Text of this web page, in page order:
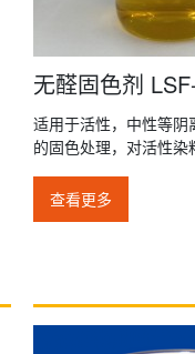
无醛固色剂
适用于活性，中性等
的固色处理，对活性
查看更多